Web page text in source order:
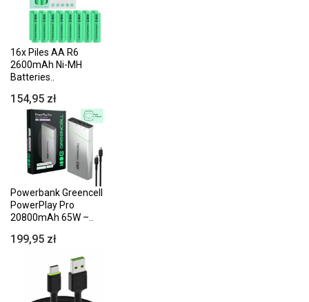
16x Piles AA R6
2600mAh Ni-MH
Batteries..
154,95 zł
Powerbank Greencell
PowerPlay Pro
20800mAh 65W –..
199,95 zł